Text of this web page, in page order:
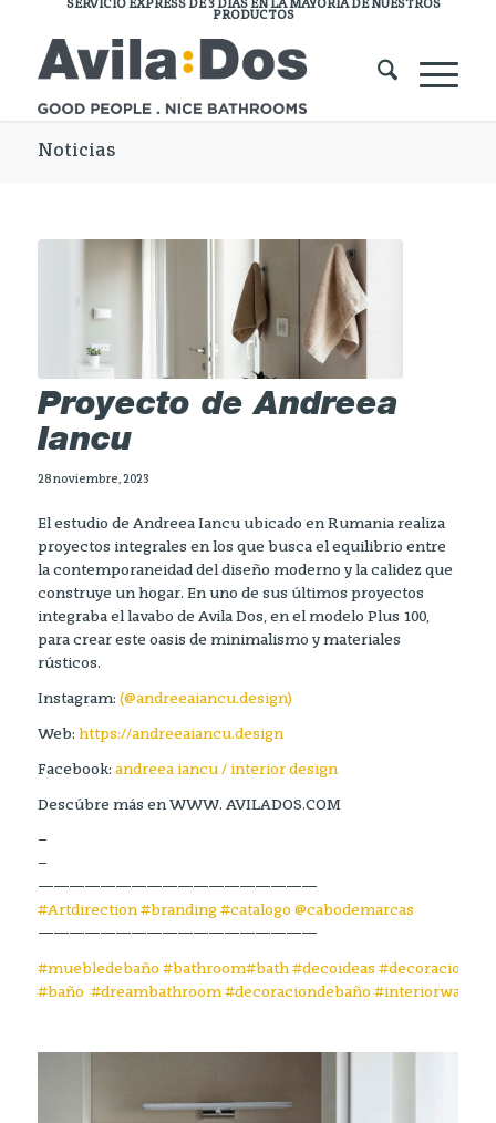
SERVICIO EXPRESS DE 3 DÍAS EN LA MAYORÍA DE NUESTROS
PRODUCTOS
Noticias
Proyecto de Andreea
Iancu
28 noviembre, 2023
El estudio de Andreea Iancu ubicado en Rumania realiza
proyectos integrales en los que busca el equilibrio entre
la contemporaneidad del diseño moderno y la calidez que
construye un hogar. En uno de sus últimos proyectos
integraba el lavabo de Avila Dos, en el modelo Plus 100,
para crear este oasis de minimalismo y materiales
rústicos.
Instagram: (@andreeaiancu.design)
Web: https://andreeaiancu.design
Facebook: andreea iancu / interior design
Descúbre más en WWW. AVILADOS.COM
–
–
——————————————————
#Artdirection #branding #catalogo @cabodemarcas
——————————————————
#muebledebaño #bathroom#bath #decoideas
#baño #dreambathroom #decoraciondebaño #interiorwarrior